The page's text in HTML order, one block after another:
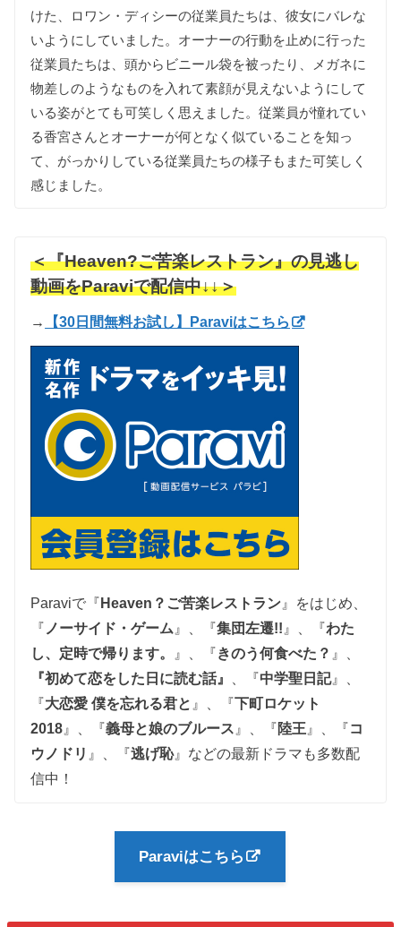
けた
ロワン・ディシーの従業員たちは 、彼女にバレな
いように していました 。 オーナーの行動を 止めに行った
従業員たちは 、頭から ビニール袋を被ったり
メガネに
物差しのような ものを 入れて素顔が見えないように して
いる姿がとても可笑しく 思えました 。従業員が憧れてい
る香宮さんと オーナーが何となく似ている ことを知っ
て
がっかり している従業員たちの様子も また可笑しく
感じました 。
＜『Heaven?ご苦楽レストラン』の見逃し
動画をParaviで配信中↓↓＞
→ 【30日間無料お試し】Paraviはこちら
Paraviで『 Heaven？ご苦楽レストラン 』をはじめ、
『 ノーサイド・ゲーム 』、『集団左遷!! 』、『わた
し、定時で帰ります。
』、 『きのう何食べた？ 』、
『初めて恋をした日に読む話』
、『中学聖日記』、
『大恋愛 僕を忘れる君と 』、 『下町ロケット
2018 』、『義母と娘のブルース 』、『陸王 』、『コ
ウノドリ 』、『逃げ恥』 などの最新ドラマも多数配
信中！
Paraviはこちら